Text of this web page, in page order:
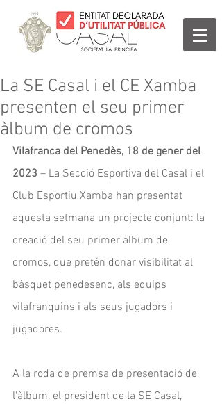
La SE Casal i el CE Xamba
presenten el seu primer
àlbum de cromos
Vilafranca del Penedès, 18 de gener del
2023 – La Secció Esportiva del Casal i el
Club Esportiu Xamba han presentat
aquesta setmana un projecte conjunt: la
creació del seu primer àlbum de
cromos, que pretén donar visibilitat al
bàsquet penedesenc, als equips
vilafranquins i als seus jugadors i
jugadores.
A la roda de premsa de presentació de
l'àlbum, el president de la SE Casal,